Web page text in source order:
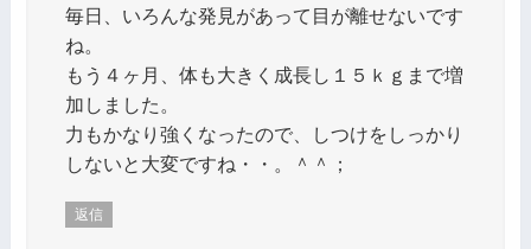
毎日、いろんな発見があって目が離せないです
ね。
もう４ヶ月、体も大きく成長し１５ｋｇまで増
加しました。
力もかなり強くなったので、しつけをしっかり
しないと大変ですね・・。＾＾；
返信